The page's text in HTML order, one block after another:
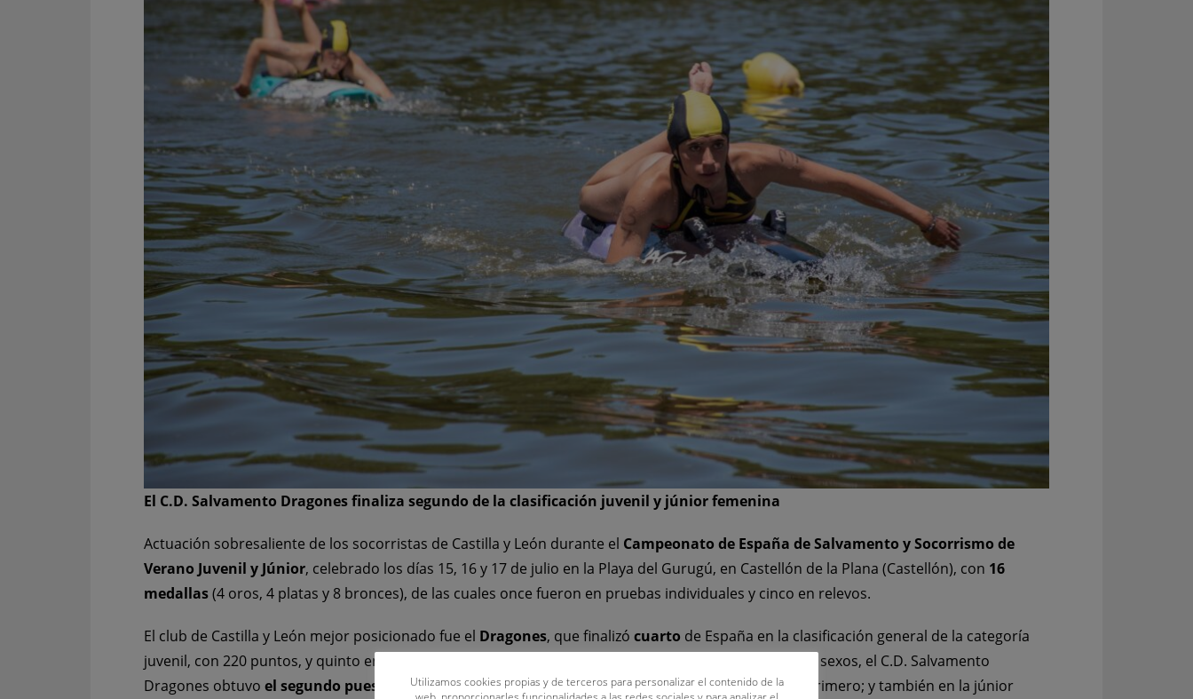
El C.D. Salvamento Dragones finaliza segundo de la clasificación juvenil y júnior femenina
Actuación sobresaliente de los socorristas de Castilla y León durante el Campeonato de España de Salvamento y Socorrismo de
Verano Juvenil y Júnior, celebrado los días 15, 16 y 17 de julio en la Playa del Gurugú, en Castellón de la Plana (Castellón), con 16
medallas(4 oros, 4 platas y 8 bronces), de las cuales once fueron en pruebas individuales y cinco en relevos.
El club de Castilla y León mejor posicionado fue el Dragones, que finalizó cuarto de España en la clasificación general de la categoría
juvenil, con 220 puntos, y quinto en el ranking júnior (166 puntos). En la clasificación por categorías y sexos, el C.D. Salvamento
Dragones obtuvo el segundo puesto en la juvenil femenina(163 puntos), a solo doce puntos del primero; y también en la júnior
Utilizamos cookies propias y de terceros para personalizar el contenido de la